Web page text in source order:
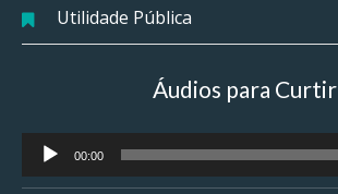
Utilidade Pública
Áudios para Curtir
Tocador
de
00:00